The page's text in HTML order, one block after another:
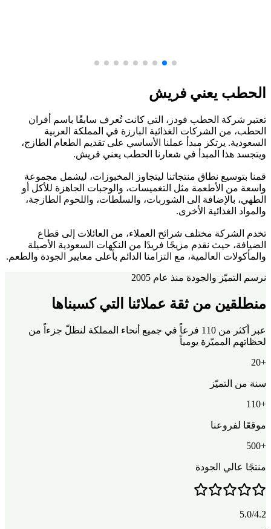
الحطب يعني فريش
تعتبر شركة الحطب فودز، التي كانت تُعرف سابقًا باسم أفران
الحطب، من الشركات الغذائية البارزة في المملكة العربية
السعودية. يرتكز مبدأ عملنا الأساسي على تقديم الطعام الطازج،
ويتجسد هذا المبدأ في شعارنا الحطب يعني فريش.
قمنا بتوسيع نطاق منتجاتنا ليتجاوز المخبوزات، ليشمل مجموعة
واسعة من الأطعمة مثل التغميسات، والوجبات الجاهزة للأكل أو
الطهي، بالإضافة الى الشوربات، والسلطات، واللحوم الطازجة،
والمواد الغذائية الأخرى.
تخدم الشركة مختلف شرائح العملاء، من العائلات إلى قطاع
الضيافة، حيث نقدم مزيجًا فريدًا من النكهات السعودية الأصيلة
والمأكولات العالمية، مع التزامنا الدائم بأعلى معايير الجودة والطعم.
نرسم التميّز والجودة منذ عام 2005
منطلقين من ثقة عملائنا التي كسبناها
عبر أكثر من 110 فرعاً في جميع أنحاء المملكة لنظلّ جزءاً من
لحظاتهم المميّزة يومياً
+20
سنة من التميّز
+110
موقعًا لفروعنا
+500
منتجًا عالي الجودة
5.0/4.2